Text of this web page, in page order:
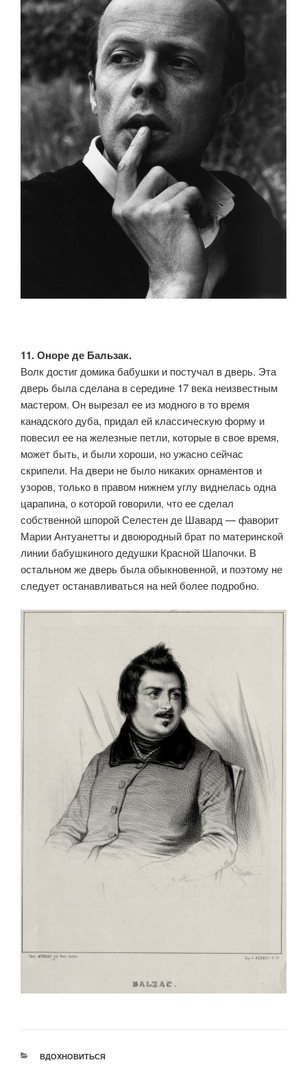
11. Оноре де Бальзак.
Волк достиг домика бабушки и постучал в дверь. Эта
дверь была сделана в середине 17 века неизвестным
мастером. Он вырезал ее из модного в то время
канадского дуба, придал ей классическую форму и
повесил ее на железные петли, которые в свое время,
может быть, и были хороши, но ужасно сейчас
скрипели. На двери не было никаких орнаментов и
узоров, только в правом нижнем углу виднелась одна
царапина, о которой говорили, что ее сделал
собственной шпорой Селестен де Шавард — фаворит
Марии Антуанетты и двоюродный брат по материнской
линии бабушкиного дедушки Красной Шапочки. В
остальном же дверь была обыкновенной, и поэтому не
следует останавливаться на ней более подробно.
РУБРИКИ
ВДОХНОВИТЬСЯ